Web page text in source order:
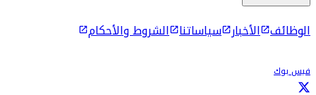
الوظائف الأخبار سياساتنا الشروط والأحكام
فيس بوك